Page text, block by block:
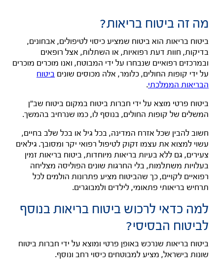
מה זה ביטוח בריאות?
ביטוח בריאות הוא ביטוח שמציע כיסוי לטיפולים, אבחונים,
בדיקות, חוות דעת רפואיות, או השתלות, אצל רופאים
ובמרכזים רפואיים שנבחרו על ידי המבוטח, ואנו מוכרים מוכרים
על ידי קופות החולים, כלומר, אלה מכוסים שונים ביטוח
הבריאות הממלכתי.
ביטוח פרטי מוצא על ידי חברות ביטוח במקום ביטוח שב"ן
המשלים של קופות החולים, בנוסף לו, כמו שנרחיב בהמשך.
חשוב להבין שכל אזרח המדינה, בכל גיל או בכל שלב בחיים,
עשוי למצוא את עצמו זקוק לטיפול רפואי יקר ומסובך. גילאים
צעירים, גם ללא בעיות בריאות מיוחדות, ביטוח בריאות זמין
בעלויות משתלמות, בלי החרגות שונים הפוליסה מצליחה
רפואיים לקויים, כך שהביטוח מציע פתרונות הולמים לכל
תרחיש בריאותי פתאומי, לילדים ולמבוגרים.
למה כדאי לרכוש ביטוח בריאות בנוסף
לביטוח הבסיסי?
ביטוח בריאות שנרכש באופן פרטי ומוצא על ידי חברות ביטוח
שונות בישראל, מציע למבוטחים כיסוי רחב ונוסף.